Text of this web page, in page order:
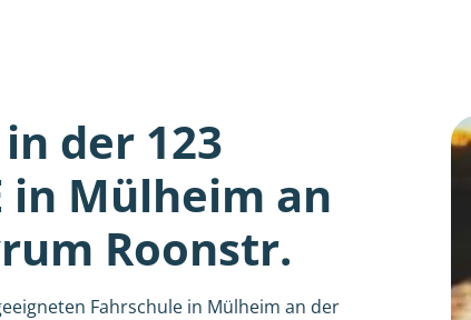
der 123
in Mülheim an
Roonstr.
Fahrschule in Mülheim an der